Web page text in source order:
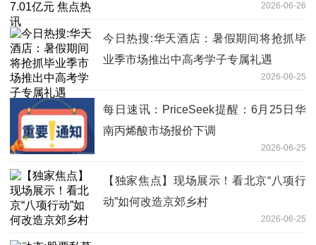
2026-06-26
今日热搜:华天酒店：暑假期间将抢抓毕
业季市场推出中高考学子专属礼遇
2026-06-25
每日速讯：PriceSeek提醒：6月25日华
南丙烯酸市场报价下调
2026-06-25
【独家焦点】现场展示！看北京“八项行
动”如何改造京郊乡村
2026-06-25